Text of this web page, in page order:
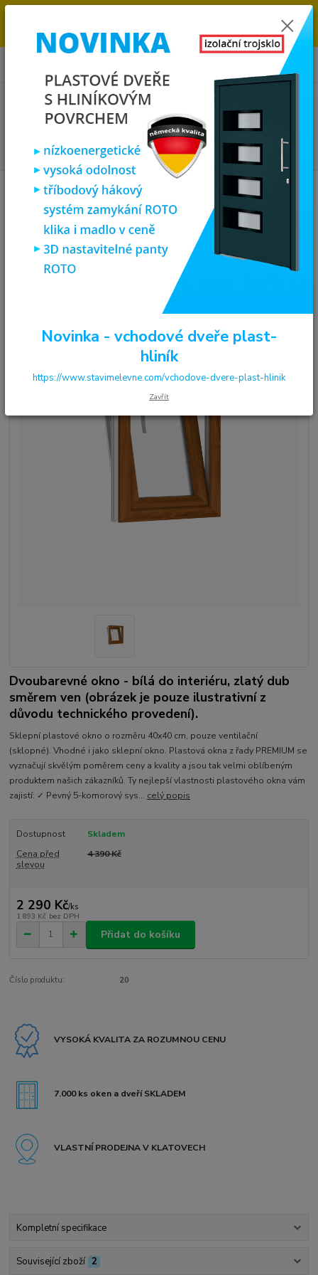
OBJEDNÁVKOU. MÁME 7 000 OKEN A DVEŘÍ SKLADEM U NÁS V
KLATOVECH.
0
0,00 Kč
Plastová okna
plastové okno sklepní 40x40 cm, sklopné, zlatý
dub/bílá, PREMIUM 6000
plastové okno sklepní 40x40 cm,
sklopné, zlatý dub/bílá, PREMIUM
6000
Dvoubarevné okno - bílá do interiéru, zlatý dub
směrem ven (obrázek je pouze ilustrativní z
důvodu technického provedení).
Sklepní plastové okno o rozměru 40x40 cm, pouze ventilační
(sklopné). Vhodné i jako sklepní okno. Plastová okna z řady PREMIUM se
vyznačují skvělým poměrem ceny a kvality a jsou tak velmi oblíbeným
produktem našich zákazníků. Ty nejlepší vlastnosti plastového okna vám
zajistí: ✓ Pevný 5-komorový sys... celý popis
Dostupnost
Skladem
Cena před
slevou
4 390 Kč
2 290 Kč/ks
1 893 Kč bez DPH
Přidat do košíku
Číslo produktu: 20
VYSOKÁ KVALITA ZA ROZUMNOU CENU
7.000 ks oken a dveří SKLADEM
VLASTNÍ PRODEJNA V KLATOVECH
Kompletní specifikace
Související zboží 2
Novinka - vchodové dveře plast-
hliník
https://www.stavimelevne.com/vchodove-dvere-plast-hlinik
Zavřít